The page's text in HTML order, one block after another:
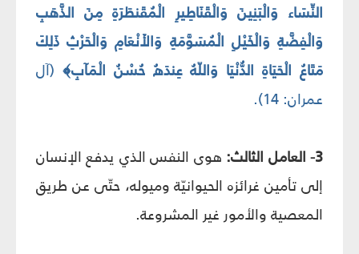
النِّسَاء وَالْبَنِينَ وَالْقَنَاطِيرِ الْمُقَنطَرَةِ مِنَ الذَّهَبِ
وَالْفِضَّةِ وَالْخَيْلِ الْمُسَوَّمَةِ وَالأَنْعَامِ وَالْحَرْثِ ذَلِكَ
مَتَاعُ الْحَيَاةِ الدُّنْيَا وَاللّهُ عِندَهُ حُسْنُ الْمَآبِ﴾ (آل
عمران: 14).
3- العامل الثالث:
هوى النفس الذي يدفع الإنسان
إلى تأمين غرائزه الحيوانيّة وميوله، حتّى عن طريق
المعصية والأمور غير المشروعة.